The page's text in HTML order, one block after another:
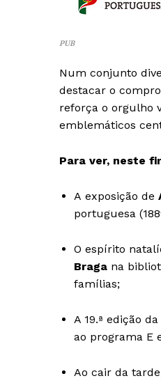
PUB
Num conjunto
destacar o
reforça o orgulho
emblemáticos
Para ver, neste
A exposição de
portuguesa
O espírito
Braga na
famílias;
A 19.ª edição da
ao programa E
Ao cair da